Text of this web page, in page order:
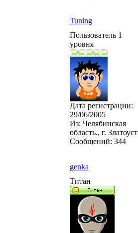
Tuning
Пользователь 1
уровня
Дата регистрации:
29/06/2005
Из: Челябинская
область., г. Златоуст
Сообщений: 344
genka
Титан